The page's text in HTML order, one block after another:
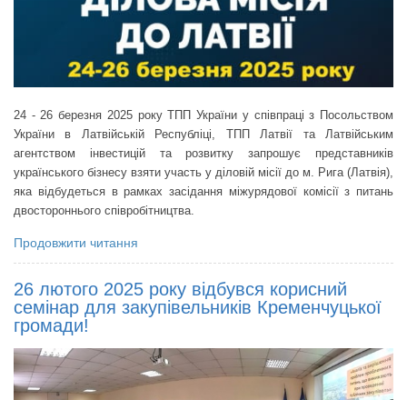
24 - 26 березня 2025 року ТПП України у співпраці з Посольством
України в Латвійській Республіці, ТПП Латвії та Латвійським
агентством інвестицій та розвитку запрошує представників
українського бізнесу взяти участь у діловій місії до м. Рига (Латвія),
яка відбудеться в рамках засідання міжурядової комісії з питань
двостороннього співробітництва.
Продовжити читання
26 лютого 2025 року відбувся корисний
семінар для закупівельників Кременчуцької
громади!